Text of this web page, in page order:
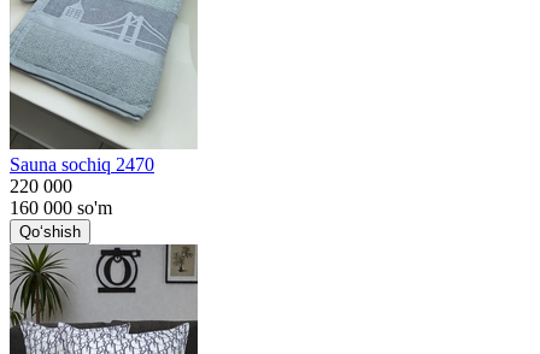
Sauna sochiq 2470
220 000
160 000 so'm
Qo‘shish